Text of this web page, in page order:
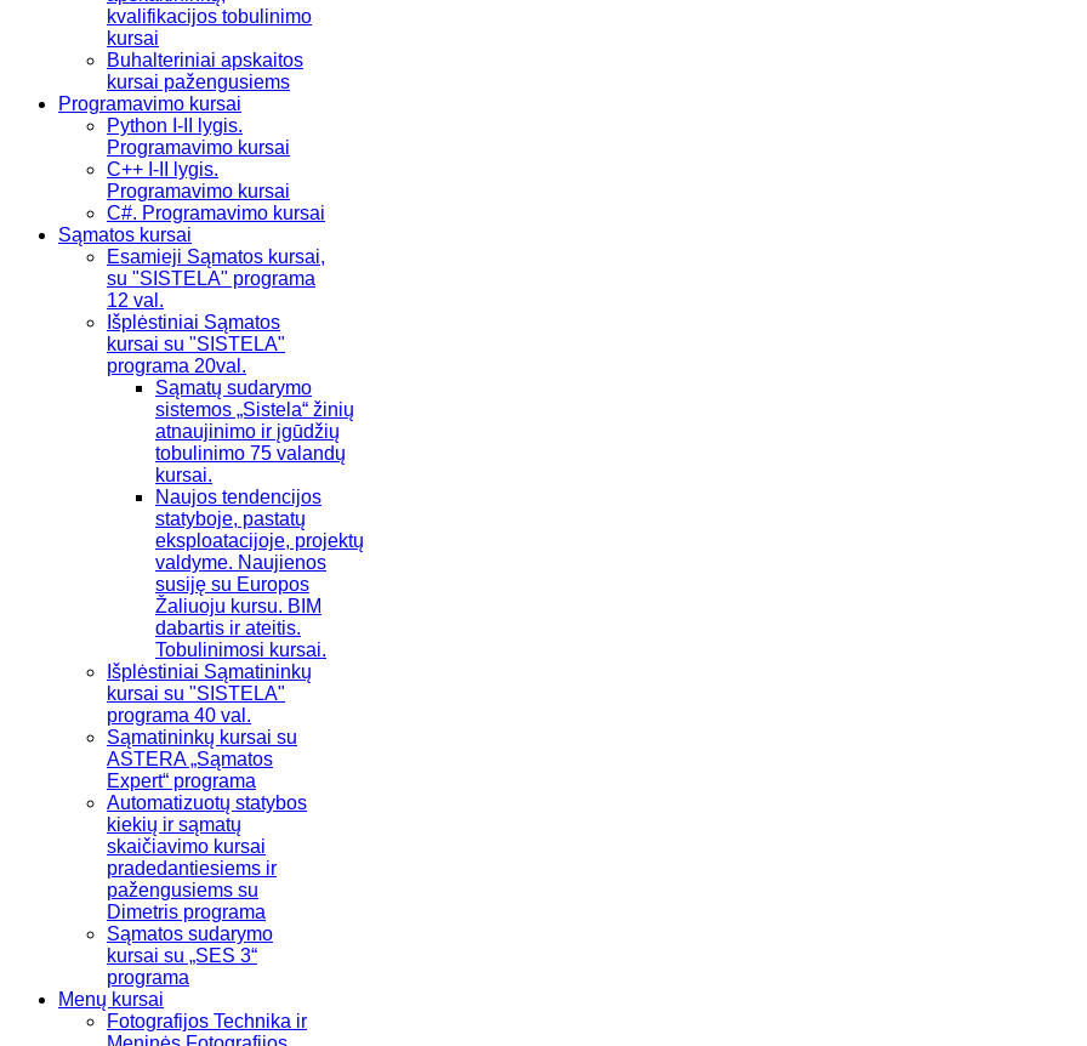
kvalifikacijos tobulinimo
kursai
Buhalteriniai apskaitos
kursai pažengusiems
Programavimo kursai
Python I-II lygis.
Programavimo kursai
C++ I-II lygis.
Programavimo kursai
C#. Programavimo kursai
Sąmatos kursai
Esamieji Sąmatos kursai,
su "SISTELA" programa
12 val.
Išplėstiniai Sąmatos
kursai su "SISTELA"
programa 20val.
Sąmatų sudarymo
sistemos „Sistela“ žinių
atnaujinimo ir įgūdžių
tobulinimo 75 valandų
kursai.
Naujos tendencijos
statyboje, pastatų
eksploatacijoje, projektų
valdyme. Naujienos
susiję su Europos
Žaliuoju kursu. BIM
dabartis ir ateitis.
Tobulinimosi kursai.
Išplėstiniai Sąmatininkų
kursai su "SISTELA"
programa 40 val.
Sąmatininkų kursai su
ASTERA „Sąmatos
Expert“ programa
Automatizuotų statybos
kiekių ir sąmatų
skaičiavimo kursai
pradedantiesiems ir
pažengusiems su
Dimetris programa
Sąmatos sudarymo
kursai su „SES 3“
programa
Menų kursai
Fotografijos Technika ir